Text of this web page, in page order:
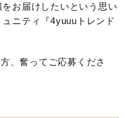
お届けしたいという思い
ニティ『4yuuuトレンド
、奮ってご応募くださ